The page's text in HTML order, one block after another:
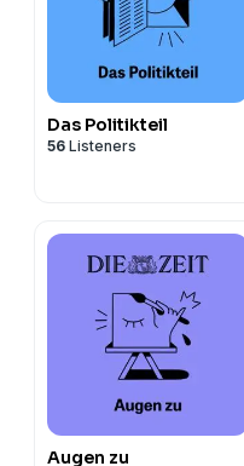
Das Politikteil
56 Listeners
Augen zu